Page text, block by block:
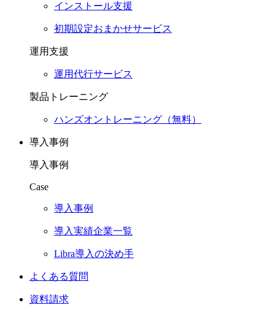
インストール支援
初期設定おまかせサービス
運用支援
運用代行サービス
製品トレーニング
ハンズオントレーニング（無料）
導入事例
導入事例
Case
導入事例
導入実績企業一覧
Libra導入の決め手
よくある質問
資料請求